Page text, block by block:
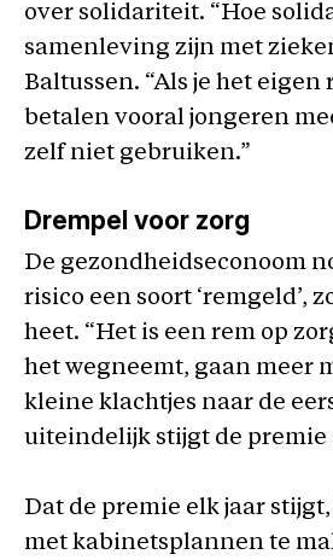
over solidariteit. “Hoe
samenleving zijn met
Baltussen. “Als je het eigen
betalen vooral jongeren
zelf niet gebruiken.”
Drempel voor zorg
De gezondheidseconoom
risico een soort ‘remgeld’,
heet. “Het is een rem op
het wegneemt, gaan meer
kleine klachtjes naar de
uiteindelijk stijgt de premie
Dat de premie elk jaar
met kabinetsplannen te